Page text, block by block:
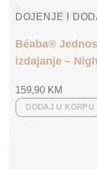
DOJENJE I
Béaba®
izdajanje –
159,90 KM
DODAJ U KORPU